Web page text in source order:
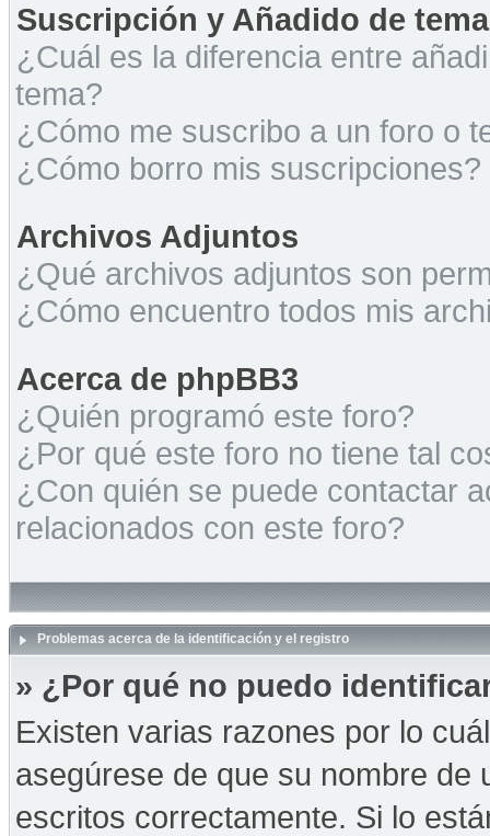
Suscripción y Añadido de
¿Cuál es la diferencia entre
tema?
¿Cómo me suscribo a un foro o
¿Cómo borro mis suscripciones?
Archivos Adjuntos
¿Qué archivos adjuntos son
¿Cómo encuentro todos mis
Acerca de phpBB3
¿Quién programó este foro?
¿Por qué este foro no tiene tal
¿Con quién se puede contactar
relacionados con este foro?
Problemas acerca de la identificación y el registro
» ¿Por qué no puedo
Existen varias razones por lo
asegúrese de que su nombre
escritos correctamente. Si lo